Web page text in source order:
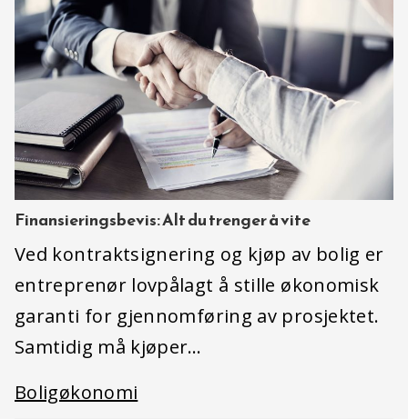
Finansieringsbevis: Alt du trenger å vite
Ved kontraktsignering og kjøp av bolig er
entreprenør lovpålagt å stille økonomisk
garanti for gjennomføring av prosjektet.
Samtidig må kjøper…
Boligøkonomi